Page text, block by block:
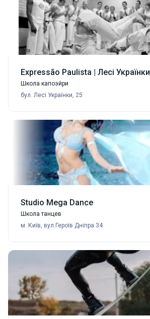
Expressão Paulista | Лесі Українки
Школа капоэйри
бул. Лесі Українки, 25
Studio Mega Dance
Школа танцев
м. Київ, вул.Героїв Дніпра 34